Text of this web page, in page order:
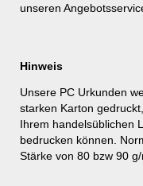
unseren
Hinweis
Unsere PC Urkunden
starken Karton
Ihrem handelsüblichen
bedrucken können.
Stärke von 80 bzw 90 g/